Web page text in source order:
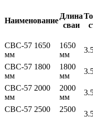
Наименование
Длина
сваи
СВС-57 1650
мм
1650
мм
СВС-57 1800
мм
1800
мм
СВС-57 2000
мм
2000
мм
СВС-57 2500
2500